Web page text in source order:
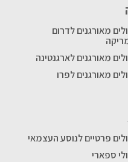
מאורגנים לדרום
מאורגנים לארגנטינה
מאורגנים לפרו
פרטיים לנוסע העצמאי
ספארי